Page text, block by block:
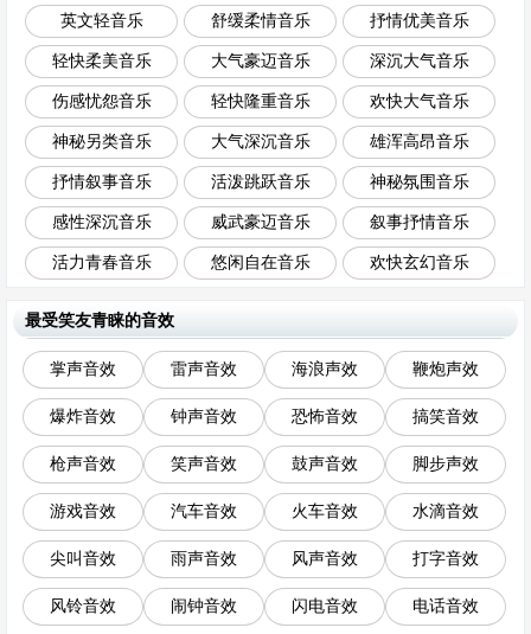
英文轻音乐 舒缓柔情音乐 抒情优美音乐
轻快柔美音乐 大气豪迈音乐 深沉大气音乐
伤感忧怨音乐 轻快隆重音乐 欢快大气音乐
神秘另类音乐 大气深沉音乐 雄浑高昂音乐
抒情叙事音乐 活泼跳跃音乐 神秘氛围音乐
感性深沉音乐 威武豪迈音乐 叙事抒情音乐
活力青春音乐 悠闲自在音乐 欢快玄幻音乐
最受笑友青睐的音效
掌声音效 雷声音效 海浪声效 鞭炮声效
爆炸音效 钟声音效 恐怖音效 搞笑音效
枪声音效 笑声音效 鼓声音效 脚步声效
游戏音效 汽车音效 火车音效 水滴音效
尖叫音效 雨声音效 风声音效 打字音效
风铃音效 闹钟音效 闪电音效 电话音效